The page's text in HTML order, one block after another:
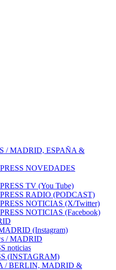
/ MADRID, ESPAÑA &
NOVEDADES
TV (You Tube)
RADIO (PODCAST)
NOTICIAS (X/Twitter)
NOTICIAS (Facebook)
(Instagram)
/ MADRID
noticias
(INSTAGRAM)
/ BERLIN, MADRID &